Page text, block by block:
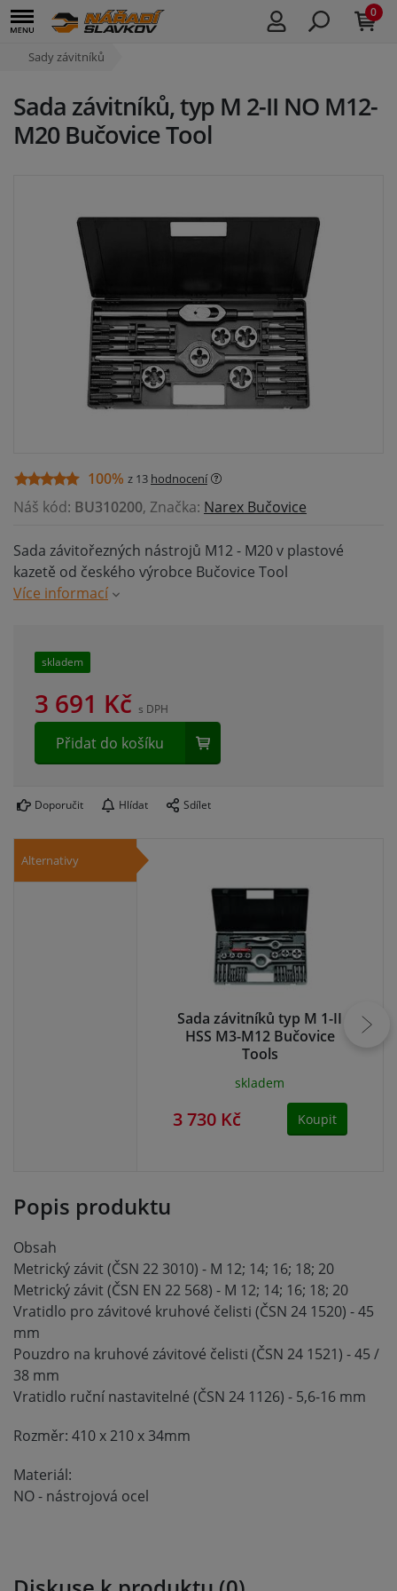
0
Sady závitníků
Sada závitníků, typ M 2-II NO M12-
M20 Bučovice Tool
100% z 13 hodnocení
Náš kód: BU310200, Značka: Narex Bučovice
Sada závitořezných nástrojů M12 - M20 v plastové
kazetě od českého výrobce Bučovice Tool
Více informací
skladem
3 691 Kč s DPH
Přidat do košíku
Doporučit Hlídat Sdílet
Alternativy
Sada závitníků typ M 1-II
HSS M3-M12 Bučovice
Tools
skladem
3 730 Kč Koupit
Popis produktu
Obsah
Metrický závit (ČSN 22 3010) - M 12; 14; 16; 18; 20
Metrický závit (ČSN EN 22 568) - M 12; 14; 16; 18; 20
Vratidlo pro závitové kruhové čelisti (ČSN 24 1520) - 45
mm
Pouzdro na kruhové závitové čelisti (ČSN 24 1521) - 45 /
38 mm
Vratidlo ruční nastavitelné (ČSN 24 1126) - 5,6-16 mm
Rozměr: 410 x 210 x 34mm
Materiál:
NO - nástrojová ocel